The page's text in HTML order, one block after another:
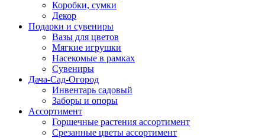
Коробки, сумки
Декор
Подарки и сувениры
Вазы для цветов
Мягкие игрушки
Насекомые в рамках
Сувениры
Дача-Сад-Огород
Инвентарь садовый
Заборы и опоры
Ассортимент
Горшечные растения ассортимент
Срезанные цветы ассортимент